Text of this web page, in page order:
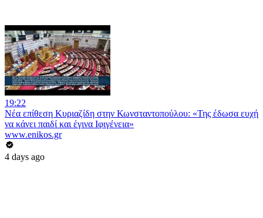
19:22
Νέα επίθεση Κυριαζίδη στην Κωνσταντοπούλου: «Της έδωσα ευχή
να κάνει παιδί και έγινα Ιφιγένεια»
www.enikos.gr
4 days ago